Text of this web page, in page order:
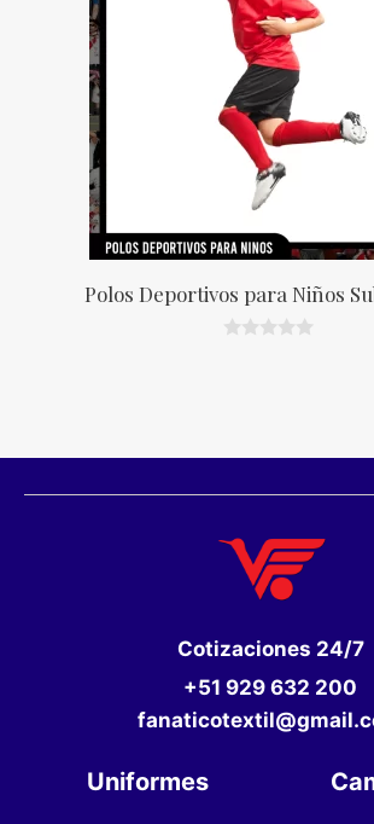
Polos Deportivos para Niños
Cotizaciones 24/7
+51 929 632 200
Uniformes